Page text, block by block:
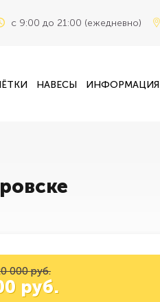
c 9:00 до 21:00 (ежедневно)
НАВЕСЫ ИНФОРМАЦИЯ
000 руб.
руб.